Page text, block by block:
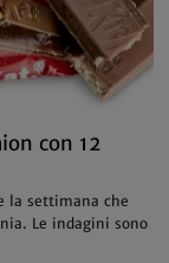
con 12
la settimana che
Le indagini sono